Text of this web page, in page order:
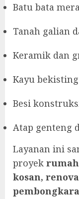
Batu bata
Tanah galian
Keramik dan
Kayu
Besi
Atap genteng
Layanan ini
proyek
kosan,